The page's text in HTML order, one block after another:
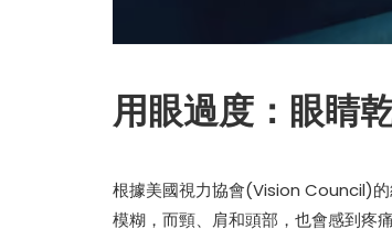
用眼過度：眼睛
根據美國視力協會(Vision Council)的
模糊，而頸、肩和頭部，也會感到疼痛